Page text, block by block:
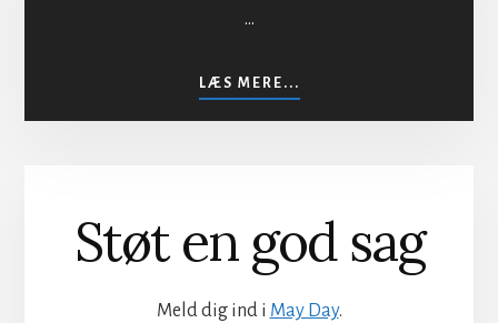
…
LÆS MERE...
SIKKER
VACCINATION
Støt en god sag
Meld dig ind i May Day.